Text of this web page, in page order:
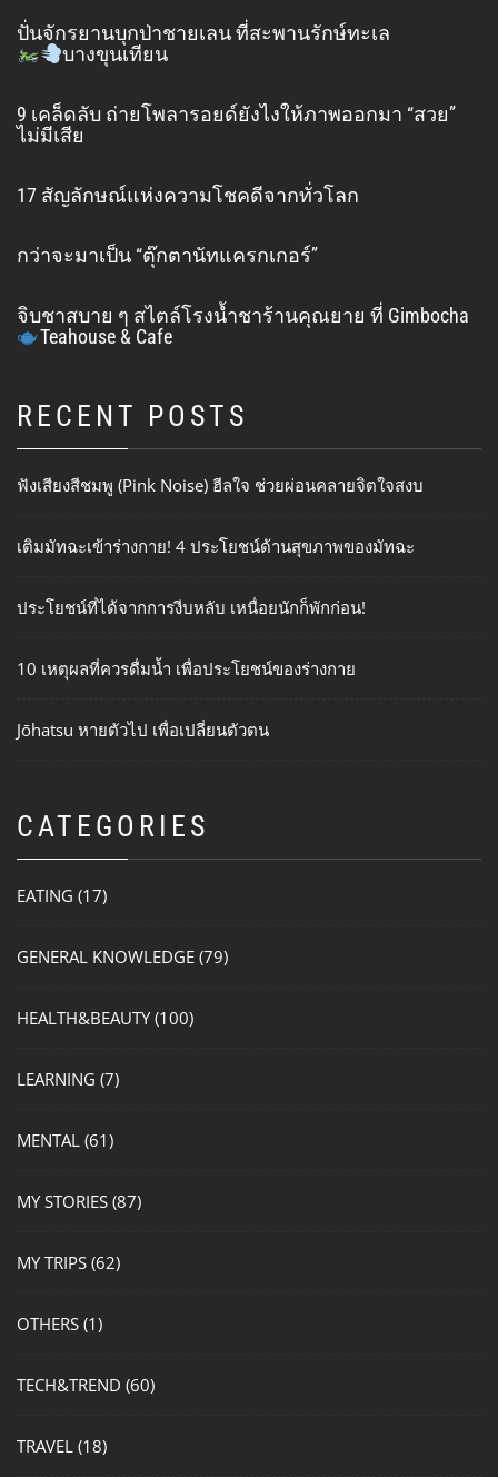
ปั่นจักรยานบุกป่าชายเลน ที่สะพานรักษ์ทะเล
บางขุนเทียน
9 เคล็ดลับ ถ่ายโพลารอยด์ยังไงให้ภาพออกมา “สวย”
ไม่มีเสีย
17 สัญลักษณ์แห่งความโชคดีจากทั่วโลก
กว่าจะมาเป็น “ตุ๊กตานัทแครกเกอร์”
จิบชาสบาย ๆ สไตล์โรงน้ำชาร้านคุณยาย ที่ Gimbocha
Teahouse & Cafe
RECENT POSTS
ฟังเสียงสีชมพู (Pink Noise) ฮีลใจ ช่วยผ่อนคลายจิตใจสงบ
เติมมัทฉะเข้าร่างกาย! 4 ประโยชน์ด้านสุขภาพของมัทฉะ
ประโยชน์ที่ได้จากการงีบหลับ เหนื่อยนักก็พักก่อน!
10 เหตุผลที่ควรดื่มน้ำ เพื่อประโยชน์ของร่างกาย
Jōhatsu หายตัวไป เพื่อเปลี่ยนตัวตน
CATEGORIES
EATING (17)
GENERAL KNOWLEDGE (79)
HEALTH&BEAUTY(100)
LEARNING (7)
MENTAL (61)
MY STORIES (87)
MY TRIPS (62)
OTHERS (1)
TECH&TREND (60)
TRAVEL (18)